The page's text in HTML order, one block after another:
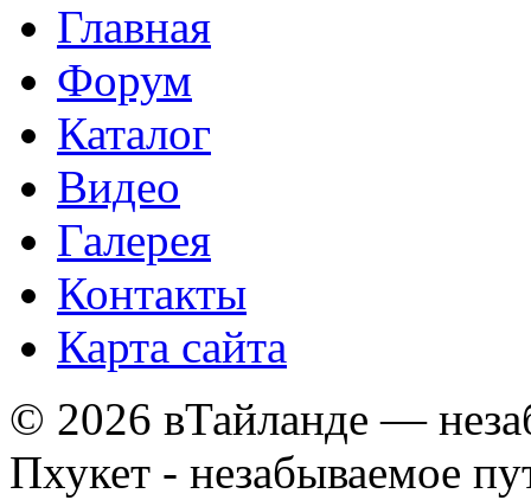
Главная
Форум
Каталог
Видео
Галерея
Контакты
Карта сайта
© 2026 вТайланде —
Пхукет - незабываемое